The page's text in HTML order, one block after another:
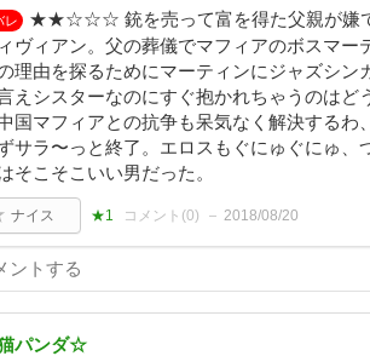
レ
★★☆☆☆ 銃を売って富を得た父親が嫌で
ヴィアン。父の葬儀でマフィアのボスマー
理由を探るためにマーティンにジャズシン
えシスターなのにすぐ抱かれちゃうのは
国マフィアとの抗争も呆気なく解決するわ
サラ〜っと終了。エロスもぐにゅぐにゅ
そこそこいい男だった。
ナイス ★1 コメント(0) 2018/08/20
パンダ☆